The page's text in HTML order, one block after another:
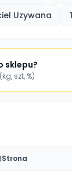
Uzywana
sklepu?
szt, %)
Strona